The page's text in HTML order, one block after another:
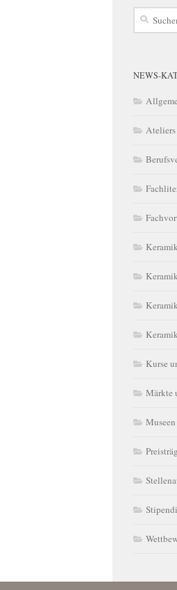
Suchen
NEWS-
Ateliers
Kurse
Märkte